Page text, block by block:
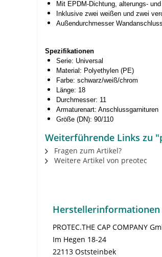
Mit EPDM-Dichtung, alterungs-
Inklusive zwei weißen und zwei
Außendurchmesser
Spezifikationen
Serie: Universal
Material: Polyethylen (PE)
Farbe: schwarz/weiß/chrom
Länge: 18
Durchmesser: 11
Armaturenart: Anschlussgarnituren
Größe (DN): 90/110
Weiterführende Links zu
Fragen zum Artikel?
Weitere Artikel von preotec
Herstellerinformationen
PROTEC.THE CAP COMPANY
Im Hegen 18-24
22113 Oststeinbek